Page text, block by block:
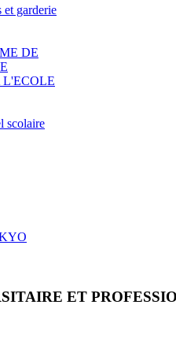
et garderie
DE
scolaire
ET